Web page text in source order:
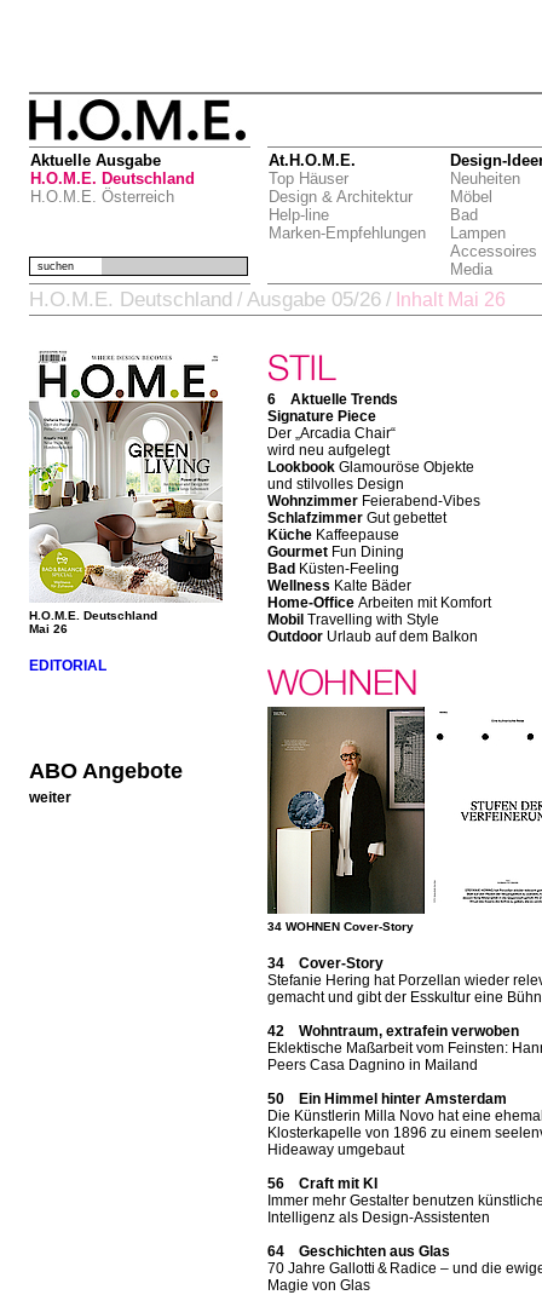
Aktuelle Ausgabe
H.O.M.E. Deutschland
H.O.M.E. Österreich
At.H.O.M.E.
Top Häuser
Design & Architektur
Help-line
Marken-Empfehlungen
Design-
Neuheiten
Möbel
Bad
Lampen
Accessoires
Media
suchen
H.O.M.E. Deutschland / Ausgabe 05/26 / Inhalt Mai 26
H.O.M.E. Deutschland
Mai 26
EDITORIAL
ABO Angebote
weiter
6 Aktuelle Trends
Signature Piece
Der „Arcadia Chair“
wird neu aufgelegt
Lookbook Glamouröse Objekte
und stilvolles Design
Wohnzimmer Feierabend-Vibes
Schlafzimmer Gut gebettet
Küche Kaffeepause
Gourmet Fun Dining
Bad Küsten-Feeling
Wellness Kalte Bäder
Home-Office Arbeiten mit Komfort
Mobil Travelling with Style
Outdoor Urlaub auf dem Balkon
34 WOHNEN Cover-Story
34 Cover-Story
Stefanie Hering hat Porzellan wieder
gemacht und gibt der Esskultur eine
42 Wohntraum, extrafein verwoben
Eklektische Maßarbeit vom Feinsten:
Peers Casa Dagnino in Mailand
50 Ein Himmel hinter Amsterdam
Die Künstlerin Milla Novo hat eine
Klosterkapelle von 1896 zu einem
Hideaway umgebaut
56 Craft mit KI
Immer mehr Gestalter benutzen
Intelligenz als Design-Assistenten
64 Geschichten aus Glas
70 Jahre Gallotti & Radice – und die
Magie von Glas